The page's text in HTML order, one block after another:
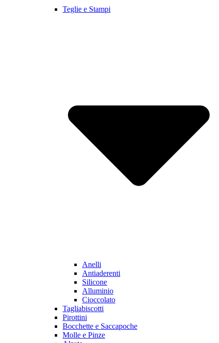
Teglie e Stampi
Anelli
Antiaderenti
Silicone
Alluminio
Cioccolato
Tagliabiscotti
Pirottini
Bocchette e Saccapoche
Molle e Pinze